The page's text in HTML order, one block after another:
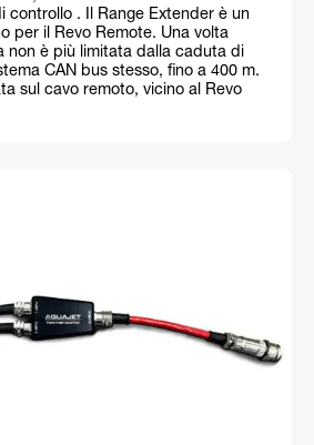
controllo . Il Range Extender è un
per il Revo Remote. Una volta
non è più limitata dalla caduta di
CAN bus stesso, fino a 400 m.
sul cavo remoto, vicino al Revo